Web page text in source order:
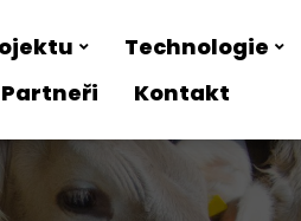
Technologie
Partneři Kontakt